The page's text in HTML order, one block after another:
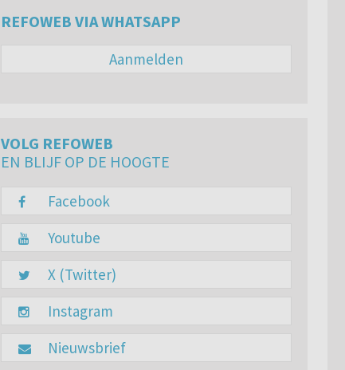
REFOWEB VIA WHATSAPP
Aanmelden
VOLG REFOWEB
EN BLIJF OP DE HOOGTE
Facebook
Youtube
X (Twitter)
Instagram
Nieuwsbrief